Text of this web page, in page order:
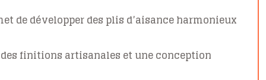
de développer des plis d’aisance harmonieux
finitions artisanales et une conception